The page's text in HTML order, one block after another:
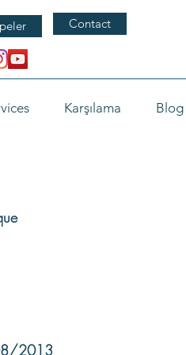
Contact
Karşılama Blog
2013